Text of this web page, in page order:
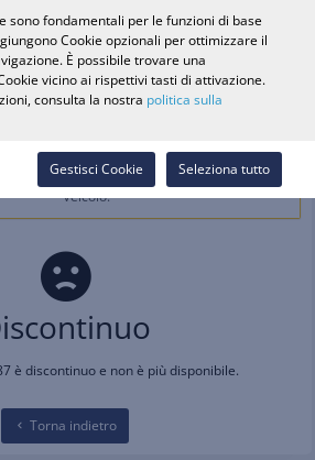
Accedi
è vietata dall'attuale selezione dei cookie.
di preferenza per memorizzare e filtrare per
Veicolo.
è discontinuo e non è più disponibile.
Torna indietro
sono fondamentali per le funzioni di base
Cookie opzionali per ottimizzare il
È possibile trovare una
vicino ai rispettivi tasti di attivazione.
consulta la nostra politica sulla
Seleziona tutto
Gestisci Cookie